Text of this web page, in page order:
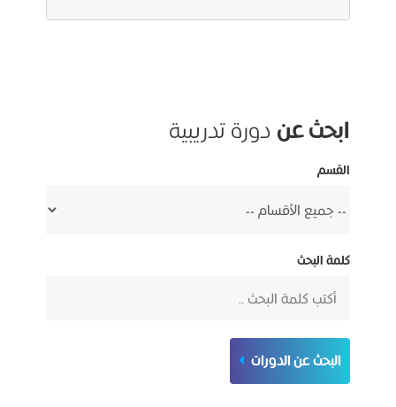
ابحث عن دورة تدريبية
القسم
كلمة البحث
البحث عن الدورات